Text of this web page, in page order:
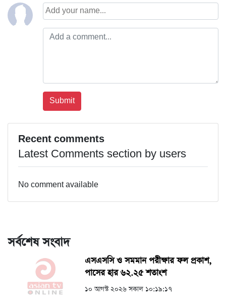
Recent comments
Latest Comments section by users
No comment available
সর্বশেষ সংবাদ
এসএসসি ও সমমান পরীক্ষার ফল প্রকাশ,
পাসের হার ৬২.২৫ শতাংশ
১০ আগস্ট ২০২৬ সকাল ১০:১৯:১৭